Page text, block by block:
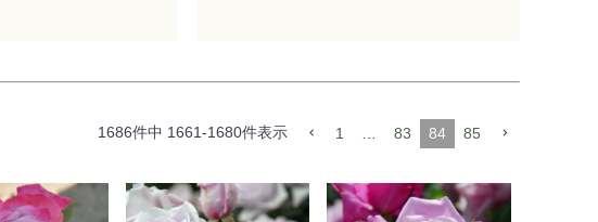
1686件中 1661-1680件表示 1 83 84 85